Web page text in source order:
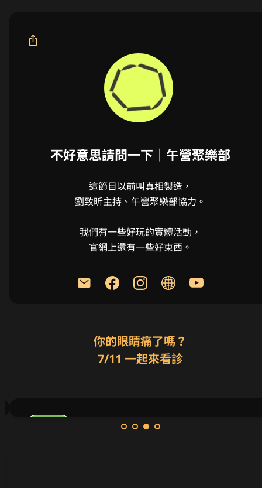
不好意思請問一下｜午營聚樂部
這節目以前叫真相製造，
劉致昕主持、午營聚樂部協力。
我們有一些好玩的實體活動，
官網上還有一些好東西。
你的眼睛痛了嗎？
7/11 一起來看診